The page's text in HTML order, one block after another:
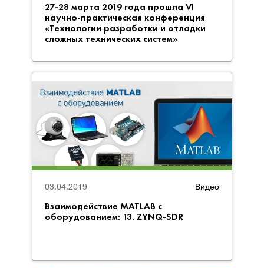
27-28 марта 2019 года прошла VI
научно-практическая конференция
«Технологии разработки и отладки
сложных технических систем»
Видео
Взаимодействие MATLAB с
оборудованием: 13. ZYNQ-SDR
03.04.2019